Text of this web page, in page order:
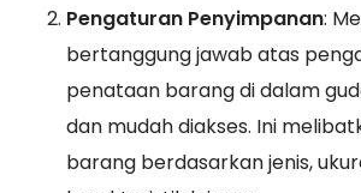
Pengaturan Penyimpanan:
bertanggung jawab atas
penataan barang di dalam
dan mudah diakses. Ini
barang berdasarkan jenis,